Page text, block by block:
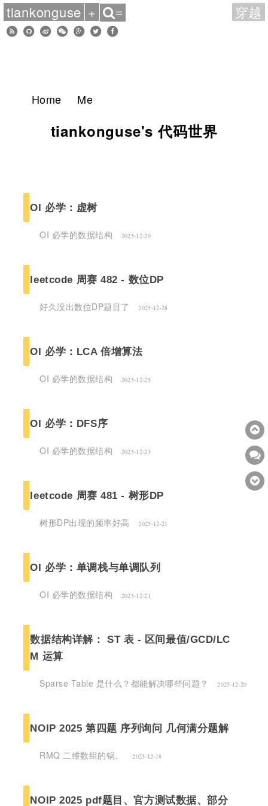
Home Me
tiankonguse's 代码世界
OI 必学：虚树
OI 必学的数据结构 2025-12-29
leetcode 周赛 482 - 数位DP
好久没出数位DP题目了 2025-12-28
OI 必学：LCA 倍增算法
OI 必学的数据结构 2025-12-25
OI 必学：DFS序
OI 必学的数据结构 2025-12-23
leetcode 周赛 481 - 树形DP
树形DP出现的频率好高 2025-12-21
OI 必学：单调栈与单调队列
OI 必学的数据结构 2025-12-21
数据结构详解： ST 表 - 区间最值/GCD/LC
M 运算
Sparse Table 是什么？都能解决哪些问题？ 2025-12-20
NOIP 2025 第四题 序列询问 几何满分题解
RMQ 二维数组的锅。 2025-12-18
NOIP 2025 pdf题目、官方测试数据、部分
tiankonguse + ≡ 穿越